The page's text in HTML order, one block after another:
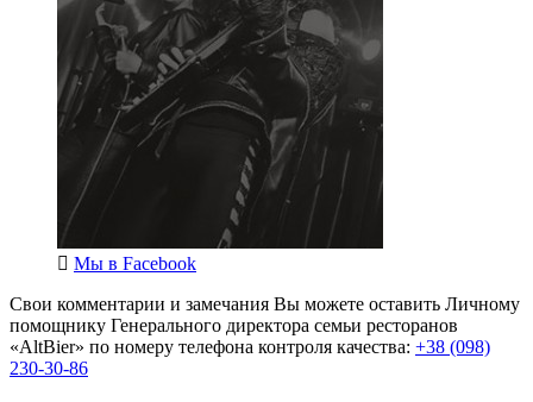
Мы в Facebook
Свои комментарии и замечания Вы можете оставить Личному
помощнику Генерального директора семьи ресторанов
«AltBier» по номеру телефона контроля качества: +38 (098)
230-30-86